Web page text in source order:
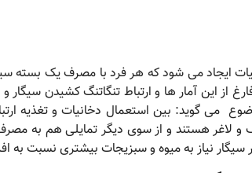
با این وجود فارغ از این آمار ها و ارتباط تنگاتنگ
می گوید: بین استعمال دخانیات و تغذیه
هستند و از سوی دیگر تمایلی هم به مصرف
نیاز به میوه و سبزیجات بیشتری نسبت به